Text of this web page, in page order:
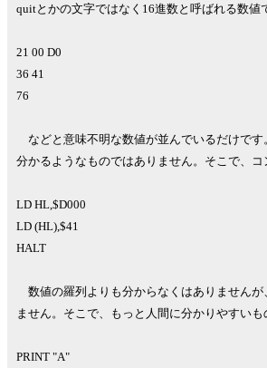
quitとかの文字ではなく16進数と呼ばれる数値
21 00 D0
36 41
76
などと意味不明な数値が並んでいるだけで
分かるようなものではありません。そこで、
LD HL,$D000
LD (HL),$41
HALT
数値の羅列よりも分からなくはありませんが
ません。そこで、もっと人間に分かりやすい
PRINT "A"